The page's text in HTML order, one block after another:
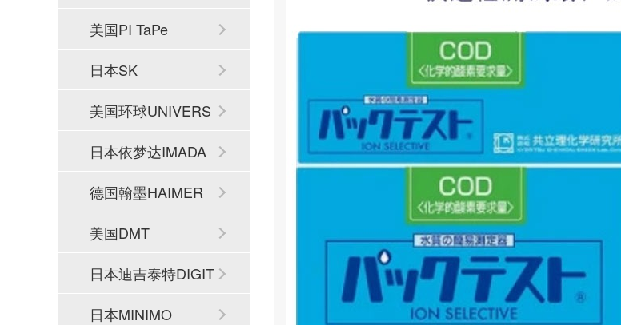
美国PI TaPe
日本SK
美国环球UNIVERS
AL
日本依梦达IMADA
德国翰墨HAIMER
美国DMT
日本迪吉泰特DIGIT
ECH
日本MINIMO